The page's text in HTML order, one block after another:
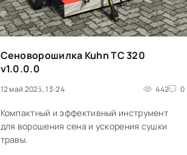
Сеноворошилка Kuhn TC 320
v1.0.0.0
12 май 2025, 13:24 442 0
Компактный и эффективный инструмент
для ворошения сена и ускорения сушки
травы.